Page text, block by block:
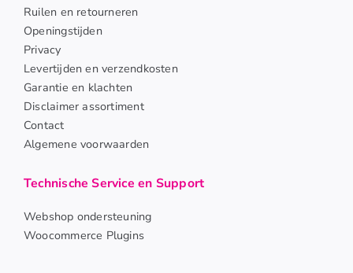
Ruilen en retourneren
Openingstijden
Privacy
Levertijden en verzendkosten
Garantie en klachten
Disclaimer assortiment
Contact
Algemene voorwaarden
Technische Service en Support
Webshop ondersteuning
Woocommerce Plugins